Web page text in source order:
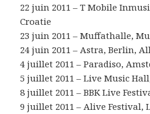
22 juin 2011 – T Mobile
Croatie
23 juin 2011 – Muffathalle,
24 juin 2011 – Astra, Berlin,
4 juillet 2011 – Paradiso,
5 juillet 2011 – Live Music
8 juillet 2011 – BBK Live
9 juillet 2011 – Alive Festival,